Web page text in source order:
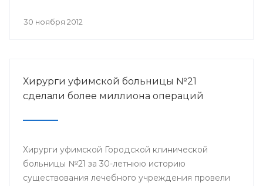
организовано Минздравом РБ с целью
30 ноября 2012
Хирурги уфимской больницы №21
сделали более миллиона операций
Хирурги уфимской Городской клинической
больницы №21 за 30-летнюю историю
существования лечебного учреждения провели